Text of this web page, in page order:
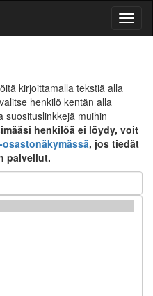
kirjoittamalla tekstiä alla
henkilö kentän alla
suosituslinkkejä muihin
henkilöä ei löydy, voit
, jos tiedät
palvellut.